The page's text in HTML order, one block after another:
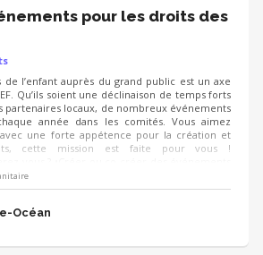
pour les droits des
l’enfant auprès du grand public est un axe
Qu’ils soient une déclinaison de temps forts
partenaires locaux, de nombreux événements
année dans les comités. Vous aimez
une forte appétence pour la création et
cette mission est faite pour vous !
culture… pour faire connaitre les droits de
fonds •Co-piloter l’organisation d’événements
forts nationaux localement
Océan